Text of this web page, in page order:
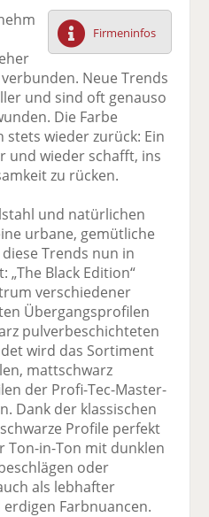
F
ac
e
b
o
o
k
te
il
n
tt
er
n
Li
n
k
e
di
te
il
E
m
ai
l
v
se
n
n
ck
e
n
Firmeninfos
Neue Trends
und sind oft genauso
Die Farbe
stets wieder zurück: Ein
und wieder schafft, ins
zu rücken.
und natürlichen
urbane, gemütliche
Trends nun in
Black Edition“
verschiedener
Übergangsprofilen
pulverbeschichteten
wird das Sortiment
mattschwarz
der Profi-Tec-Master-
Dank der klassischen
Profile perfekt
Ton-in-Ton mit dunklen
oder
als lebhafter
Farbnuancen.